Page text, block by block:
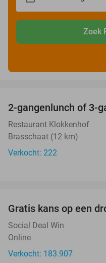
Zoek
2-gangenlunch of 3-
Restaurant Klokkenhof
Brasschaat (12 km)
Verkocht: 222
Gratis kans op een
Social Deal Win
Online
Verkocht: 183.907